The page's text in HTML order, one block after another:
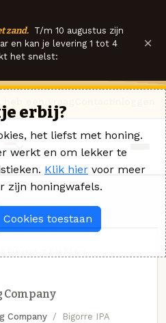
zand. T/m 10 augustus zijn
en kan je levering 1 tot 4
het snelst:
×
Company
Company Bigorre IPA
erbij?
het liefst met honing.
werkt en om lekker te
Klik hier voor meer
zijn honingwafels.
Cookies toestaan